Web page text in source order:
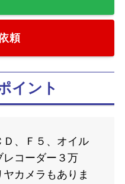
頼
イント
Ｄ、Ｆ５、オイル
コーダー３万
カメラもありま